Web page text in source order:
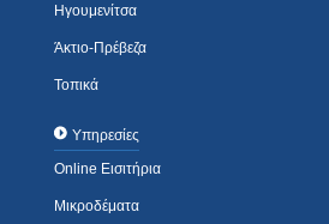
Ηγουμενίτσα
Άκτιο-Πρέβεζα
Τοπικά
Υπηρεσίες
Online Εισιτήρια
Μικροδέματα